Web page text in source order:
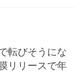
転びそうにな
リリースで年